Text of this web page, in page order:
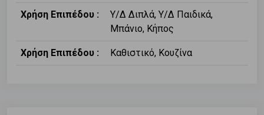
Χρήση Επιπέδου :
Υ/Δ Διπλά, Υ/Δ Παιδικά,
Μπάνιο, Κήπος
Χρήση Επιπέδου : Καθιστικό, Κουζίνα